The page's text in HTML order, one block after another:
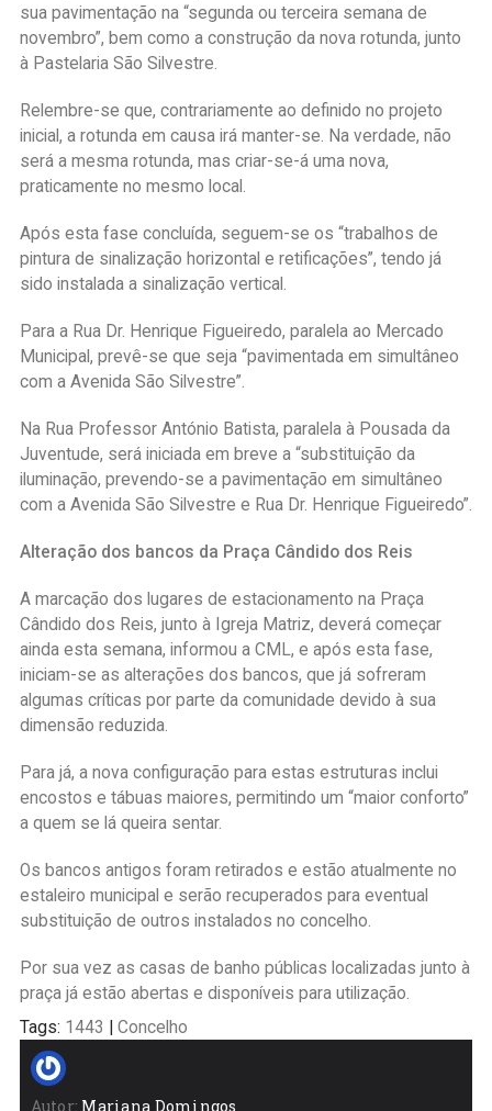
sua pavimentação na “segunda ou terceira semana de
novembro”, bem como a construção da nova rotunda, junto
à Pastelaria São Silvestre.
Relembre-se que, contrariamente ao definido no projeto
inicial, a rotunda em causa irá manter-se. Na verdade, não
será a mesma rotunda, mas criar-se-á uma nova,
praticamente no mesmo local.
Após esta fase concluída, seguem-se os “trabalhos de
pintura de sinalização horizontal e retificações”, tendo já
sido instalada a sinalização vertical.
Para a Rua Dr. Henrique Figueiredo, paralela ao Mercado
Municipal, prevê-se que seja “pavimentada em simultâneo
com a Avenida São Silvestre”.
Na Rua Professor António Batista, paralela à Pousada da
Juventude, será iniciada em breve a “substituição da
iluminação, prevendo-se a pavimentação em simultâneo
com a Avenida São Silvestre e Rua Dr. Henrique Figueiredo”.
Alteração dos bancos da Praça Cândido dos Reis
A marcação dos lugares de estacionamento na Praça
Cândido dos Reis, junto à Igreja Matriz, deverá começar
ainda esta semana, informou a CML, e após esta fase,
iniciam-se as alterações dos bancos, que já sofreram
algumas críticas por parte da comunidade devido à sua
dimensão reduzida.
Para já, a nova configuração para estas estruturas inclui
encostos e tábuas maiores, permitindo um “maior conforto”
a quem se lá queira sentar.
Os bancos antigos foram retirados e estão atualmente no
estaleiro municipal e serão recuperados para eventual
substituição de outros instalados no concelho.
Por sua vez as casas de banho públicas localizadas junto à
praça já estão abertas e disponíveis para utilização.
Tags: 1443 Concelho
Autor: Mariana Domingos